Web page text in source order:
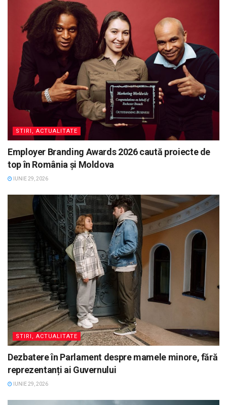
STIRI, ACTUALITATE
Employer Branding Awards 2026 caută proiecte de
top în România și Moldova
IUNIE 29, 2026
STIRI, ACTUALITATE
Dezbatere în Parlament despre mamele minore, fără
reprezentanți ai Guvernului
IUNIE 29, 2026